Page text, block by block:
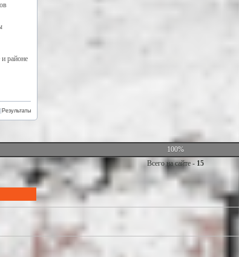
районе
Результаты
100%
Всего на сайте - 15